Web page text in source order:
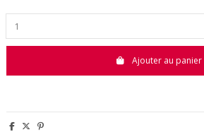
Ajouter au panier